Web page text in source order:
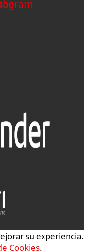
su experiencia.
Cookies.